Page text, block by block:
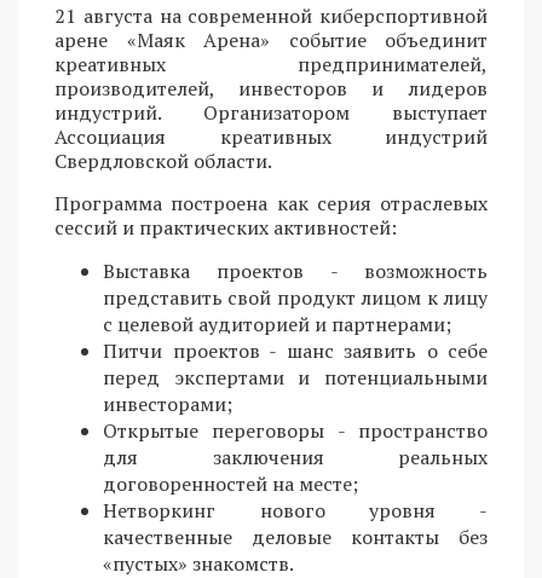
21 августа на современной киберспортивной
арене «Маяк Арена» событие объединит
креативных предпринимателей,
производителей, инвесторов и лидеров
индустрий. Организатором выступает
Ассоциация креативных индустрий
Свердловской области.
Программа построена как серия отраслевых
сессий и практических активностей:
Выставка проектов - возможность
представить свой продукт лицом к лицу
с целевой аудиторией и партнерами;
Питчи проектов - шанс заявить о себе
перед экспертами и потенциальными
инвесторами;
Открытые переговоры - пространство
для заключения реальных
договоренностей на месте;
Нетворкинг нового уровня -
качественные деловые контакты без
«пустых» знакомств.